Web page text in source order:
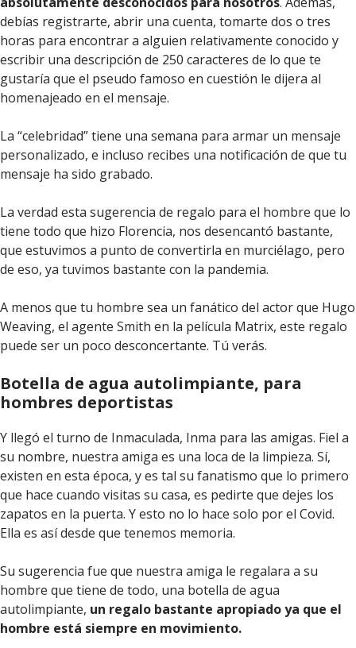
debías registrarte, abrir una cuenta, tomarte dos o tres
horas para encontrar a alguien relativamente conocido y
escribir una descripción de 250 caracteres de lo que te
gustaría que el pseudo famoso en cuestión le dijera al
homenajeado en el mensaje.
La “celebridad” tiene una semana para armar un mensaje
personalizado, e incluso recibes una notificación de que tu
mensaje ha sido grabado.
La verdad esta sugerencia de regalo para el hombre que lo
tiene todo que hizo Florencia, nos desencantó bastante,
que estuvimos a punto de convertirla en murciélago, pero
de eso, ya tuvimos bastante con la pandemia.
A menos que tu hombre sea un fanático del actor que Hugo
Weaving, el agente Smith en la película Matrix, este regalo
puede ser un poco desconcertante. Tú verás.
Botella de agua autolimpiante, para
hombres deportistas
Y llegó el turno de Inmaculada, Inma para las amigas. Fiel a
su nombre, nuestra amiga es una loca de la limpieza. Sí,
existen en esta época, y es tal su fanatismo que lo primero
que hace cuando visitas su casa, es pedirte que dejes los
zapatos en la puerta. Y esto no lo hace solo por el Covid.
Ella es así desde que tenemos memoria.
Su sugerencia fue que nuestra amiga le regalara a su
hombre que tiene de todo, una botella de agua
autolimpiante, un regalo bastante apropiado ya que el
hombre está siempre en movimiento.